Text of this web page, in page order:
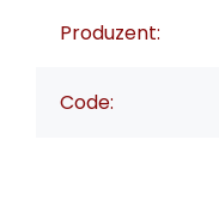
Produzent:
Code: